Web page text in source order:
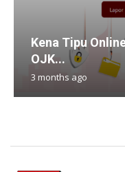
Kena Tipu
OJK...
3 months ago